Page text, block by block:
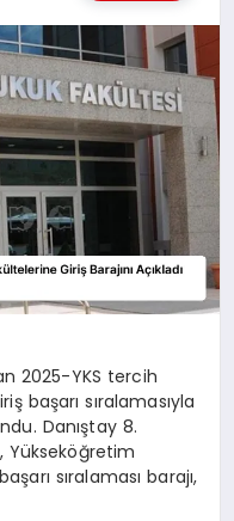
2025-YKS tercih
başarı sıralamasıyla
Danıştay 8.
Yükseköğretim
sıralaması barajı,